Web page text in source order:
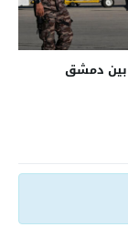
بين دمشق